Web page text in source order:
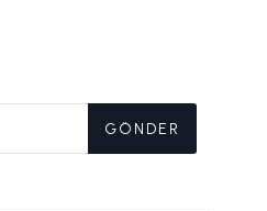
GÖNDER